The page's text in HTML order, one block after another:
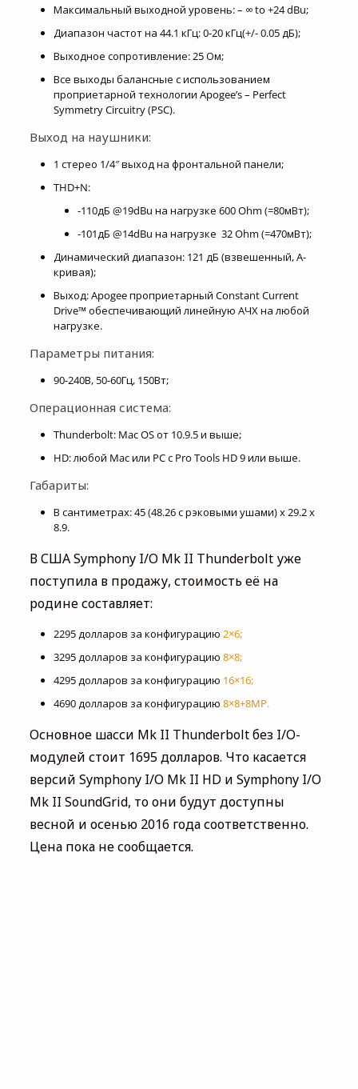
Максимальный выходной уровень: – ∞ to +24 dBu;
Диапазон частот на 44.1 кГц: 0-20 кГц(+/- 0.05 дБ);
Выходное сопротивление: 25 Ом;
Все выходы балансные с использованием
проприетарной технологии Apogee’s – Perfect
Symmetry Circuitry (PSC).
Выход на наушники:
1 стерео 1/4″ выход на фронтальной панели;
THD+N:
-110дБ @19dBu на нагрузке 600 Ohm (=80мВт);
-101дБ @14dBu на нагрузке 32 Ohm (=470мВт);
Динамический диапазон: 121 дБ (взвешенный, A-
кривая);
Выход: Apogee проприетарный Constant Current
Drive™ обеспечивающий линейную АЧХ на любой
нагрузке.
Параметры питания:
90-240В, 50-60Гц, 150Вт;
Операционная система:
Thunderbolt: Mac OS от 10.9.5 и выше;
HD: любой Mac или PC с Pro Tools HD 9 или выше.
Габариты:
В сантиметрах: 45 (48.26 с рэковыми ушами) x 29.2 x
8.9.
В США Symphony I/O Mk II Thunderbolt уже
поступила в продажу, стоимость её на
родине составляет:
2295 долларов за конфигурацию 2×6;
3295 долларов за конфигурацию 8×8;
4295 долларов за конфигурацию 16×16;
4690 долларов за конфигурацию 8×8+8MP.
Основное шасси Mk II Thunderbolt без I/O-
модулей стоит 1695 долларов. Что касается
версий Symphony I/O Mk II HD и Symphony I/O
Mk II SoundGrid, то они будут доступны
весной и осенью 2016 года соответственно.
Цена пока не сообщается.